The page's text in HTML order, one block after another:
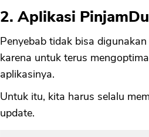
2. Aplikasi
Penyebab tidak bisa
karena untuk terus
aplikasinya.
Untuk itu, kita harus selalu
update.